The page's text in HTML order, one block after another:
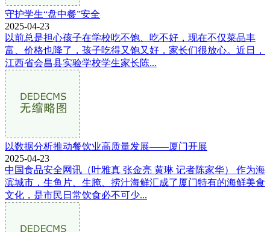
守护学生“盘中餐”安全
2025-04-23
以前总是担心孩子在学校吃不饱、吃不好，现在不仅菜品丰
富、价格也降了，孩子吃得又饱又好，家长们很放心。近日，
江西省会昌县实验学校学生家长陈...
以数据分析推动餐饮业高质量发展——厦门开展
2025-04-23
中国食品安全网讯（叶雅真 张金亮 黄琳 记者陈家华） 作为海
滨城市，生鱼片、生腌、捞汁海鲜汇成了厦门特有的海鲜美食
文化，是市民日常饮食必不可少...